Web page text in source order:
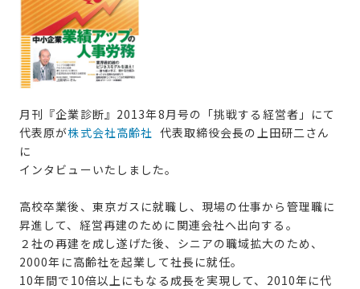
月刊『企業診断』2013年8月号の「挑戦する経営者」にて
代表原が株式会社高齢社 代表取締役会長の上田研二さん
に
インタビューいたしました。
高校卒業後、東京ガスに就職し、現場の仕事から管理職に
昇進して、経営再建のために関連会社へ出向する。
２社の再建を成し遂げた後、シニアの職域拡大のため、
2000年に高齢社を起業して社長に就任。
10年間で10倍以上にもなる成長を実現して、2010年に代